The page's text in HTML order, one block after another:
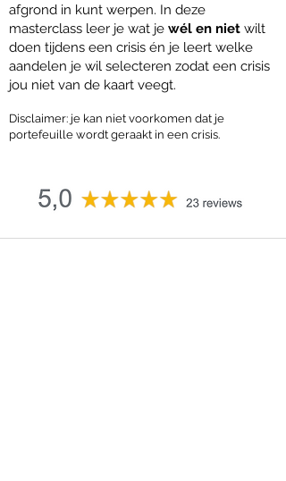
afgrond in kunt werpen. In deze
masterclass leer je wat je wél en niet wilt
doen tijdens een crisis én je leert welke
aandelen je wil selecteren zodat een crisis
jou niet van de kaart veegt.
Disclaimer: je kan niet voorkomen dat je
portefeuille wordt geraakt in een crisis.